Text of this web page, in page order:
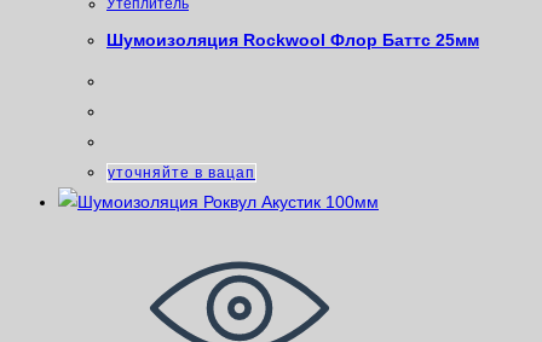
Утеплитель
Шумоизоляция Rockwool Флор Баттс 25мм
уточняйте в вацап